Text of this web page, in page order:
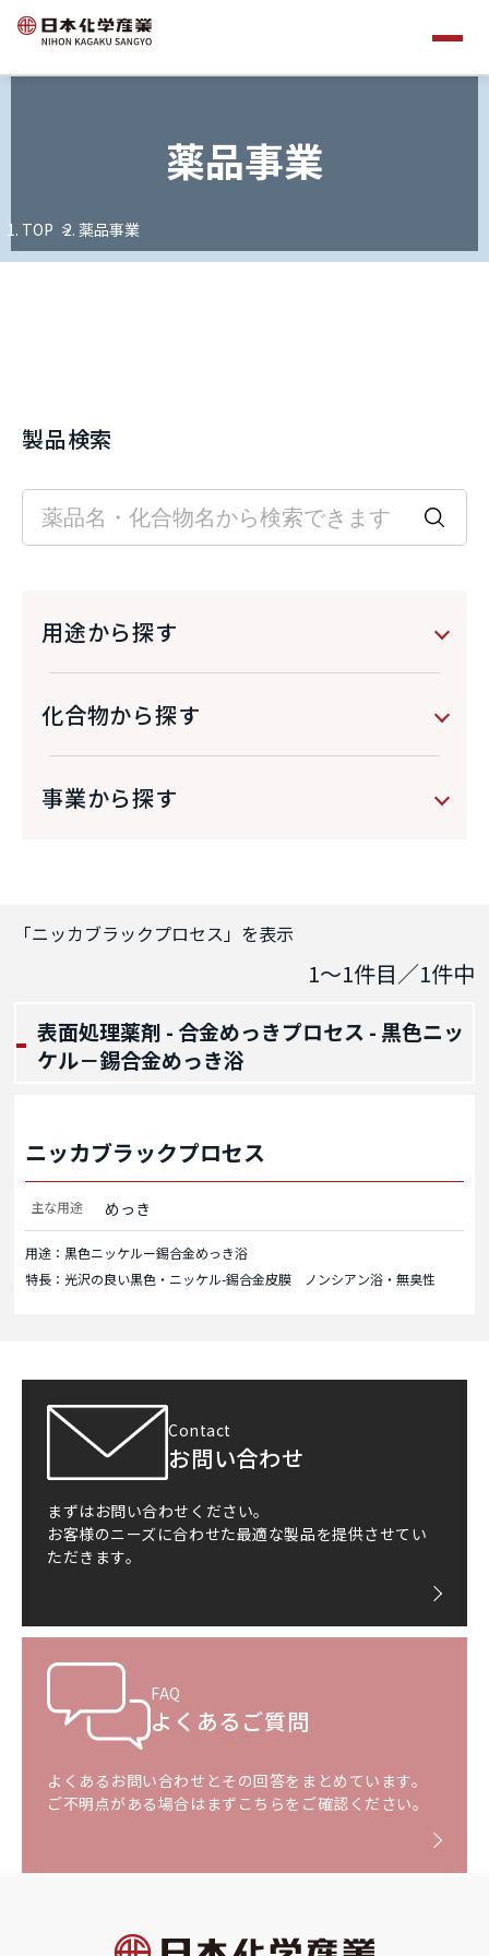
薬品事業
TOP 薬品事業
製品検索
用途から探す
化合物から探す
事業から探す
「ニッカブラックプロセス」を表示
1～1件目／1件中
表面処理薬剤 - 合金めっきプロセス - 黒色ニッ
ケル－錫合金めっき浴
ニッカブラックプロセス
主な用途 めっき
用途：黒色ニッケルー錫合金めっき浴
特長：光沢の良い黒色・ニッケル-錫合金皮膜 ノンシアン浴・無臭性
Contact
お問い合わせ
まずはお問い合わせください。
お客様のニーズに合わせた最適な製品を提供させてい
ただきます。
FAQ
よくあるご質問
よくあるお問い合わせとその回答をまとめています。
ご不明点がある場合はまずこちらをご確認ください。